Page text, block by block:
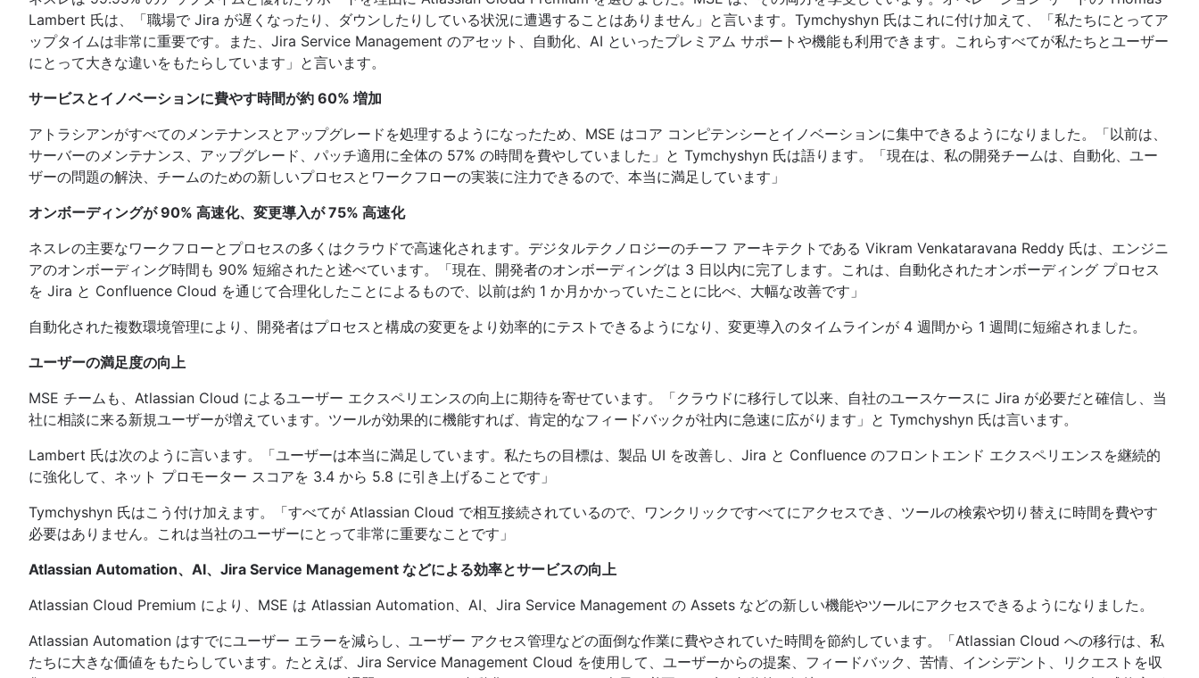
Lambert 氏は、「職場で Jira が遅くなったり、ダウンしたりしている状況に遭遇することはありません」と言います。Tymchyshyn 氏はこれに付け加えて、「私たちにとってア
ップタイムは非常に重要です。また、Jira Service Management のアセット、自動化、AI といったプレミアム サポートや機能も利用できます。これらすべてが私たちとユーザー
にとって大きな違いをもたらしています」と言います。
サービスとイノベーションに費やす時間が約 60% 増加
アトラシアンがすべてのメンテナンスとアップグレードを処理するようになったため、MSE はコア コンピテンシーとイノベーションに集中できるようになりました。「以前は、
サーバーのメンテナンス、アップグレード、パッチ適用に全体の 57% の時間を費やしていました」と Tymchyshyn 氏は語ります。「現在は、私の開発チームは、自動化、ユー
ザーの問題の解決、チームのための新しいプロセスとワークフローの実装に注力できるので、本当に満足しています」
オンボーディングが 90% 高速化、変更導入が 75% 高速化
ネスレの主要なワークフローとプロセスの多くはクラウドで高速化されます。デジタルテクノロジーのチーフ アーキテクトである Vikram Venkataravana Reddy 氏は、エンジニ
アのオンボーディング時間も 90% 短縮されたと述べています。「現在、開発者のオンボーディングは 3 日以内に完了します。これは、自動化されたオンボーディング プロセス
を Jira と Confluence Cloud を通じて合理化したことによるもので、以前は約 1 か月かかっていたことに比べ、大幅な改善です」
自動化された複数環境管理により、開発者はプロセスと構成の変更をより効率的にテストできるようになり、変更導入のタイムラインが 4 週間から 1 週間に短縮されました。
ユーザーの満足度の向上
MSE チームも、Atlassian Cloud によるユーザー エクスペリエンスの向上に期待を寄せています。「クラウドに移行して以来、自社のユースケースに Jira が必要だと確信し、当
社に相談に来る新規ユーザーが増えています。ツールが効果的に機能すれば、肯定的なフィードバックが社内に急速に広がります」と Tymchyshyn 氏は言います。
Lambert 氏は次のように言います。「ユーザーは本当に満足しています。私たちの目標は、製品 UI を改善し、Jira と Confluence のフロントエンド エクスペリエンスを継続的
に強化して、ネット プロモーター スコアを 3.4 から 5.8 に引き上げることです」
Tymchyshyn 氏はこう付け加えます。「すべてが Atlassian Cloud で相互接続されているので、ワンクリックですべてにアクセスでき、ツールの検索や切り替えに時間を費やす
必要はありません。これは当社のユーザーにとって非常に重要なことです」
Atlassian Automation、AI、Jira Service Management などによる効率とサービスの向上
Atlassian Cloud Premium により、MSE は Atlassian Automation、AI、Jira Service Management の Assets などの新しい機能やツールにアクセスできるようになりました。
Atlassian Automation はすでにユーザー エラーを減らし、ユーザー アクセス管理などの面倒な作業に費やされていた時間を節約しています。「Atlassian Cloud への移行は、私
たちに大きな価値をもたらしています。たとえば、Jira Service Management Cloud を使用して、ユーザーからの提案、フィードバック、苦情、インシデント、リクエストを収